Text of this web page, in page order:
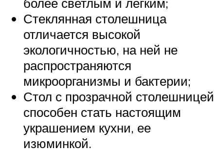
Стеклянная столешница
отличается высокой
экологичностью, на ней не
распространяются
микроорганизмы и бактерии;
Стол с прозрачной столешницей
способен стать настоящим
украшением кухни, ее
изюминкой.